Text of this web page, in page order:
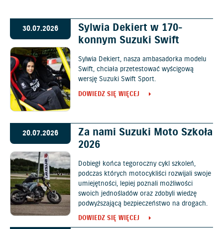
30.07.2026
Sylwia Dekiert w 170-
konnym Suzuki Swift
Sylwia Dekiert, nasza ambasadorka modelu
Swift, chciała przetestować wyścigową
wersję Suzuki Swift Sport.
DOWIEDZ SIĘ WIĘCEJ
20.07.2026
Za nami Suzuki Moto Szkoła
2026
Dobiegł końca tegoroczny cykl szkoleń,
podczas których motocykliści rozwijali swoje
umiejętności, lepiej poznali możliwości
swoich jednośladów oraz zdobyli wiedzę
podwyższającą bezpieczeństwo na drogach.
DOWIEDZ SIĘ WIĘCEJ